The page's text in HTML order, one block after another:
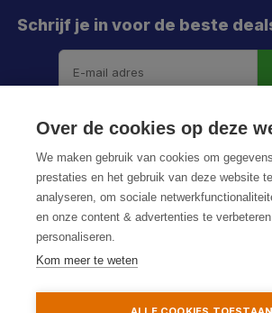
Schrijf je in voor de beste
Privacy Policy
Meld je aan en mis geen enkele actie,
of nieuwe deal meer. Én je krijgt direct €5
Over de cookies op deze
We maken gebruik van cookies om
prestaties en het gebruik van deze website
analyseren, om sociale
en onze content & advertenties te
personaliseren.
Kom meer te weten